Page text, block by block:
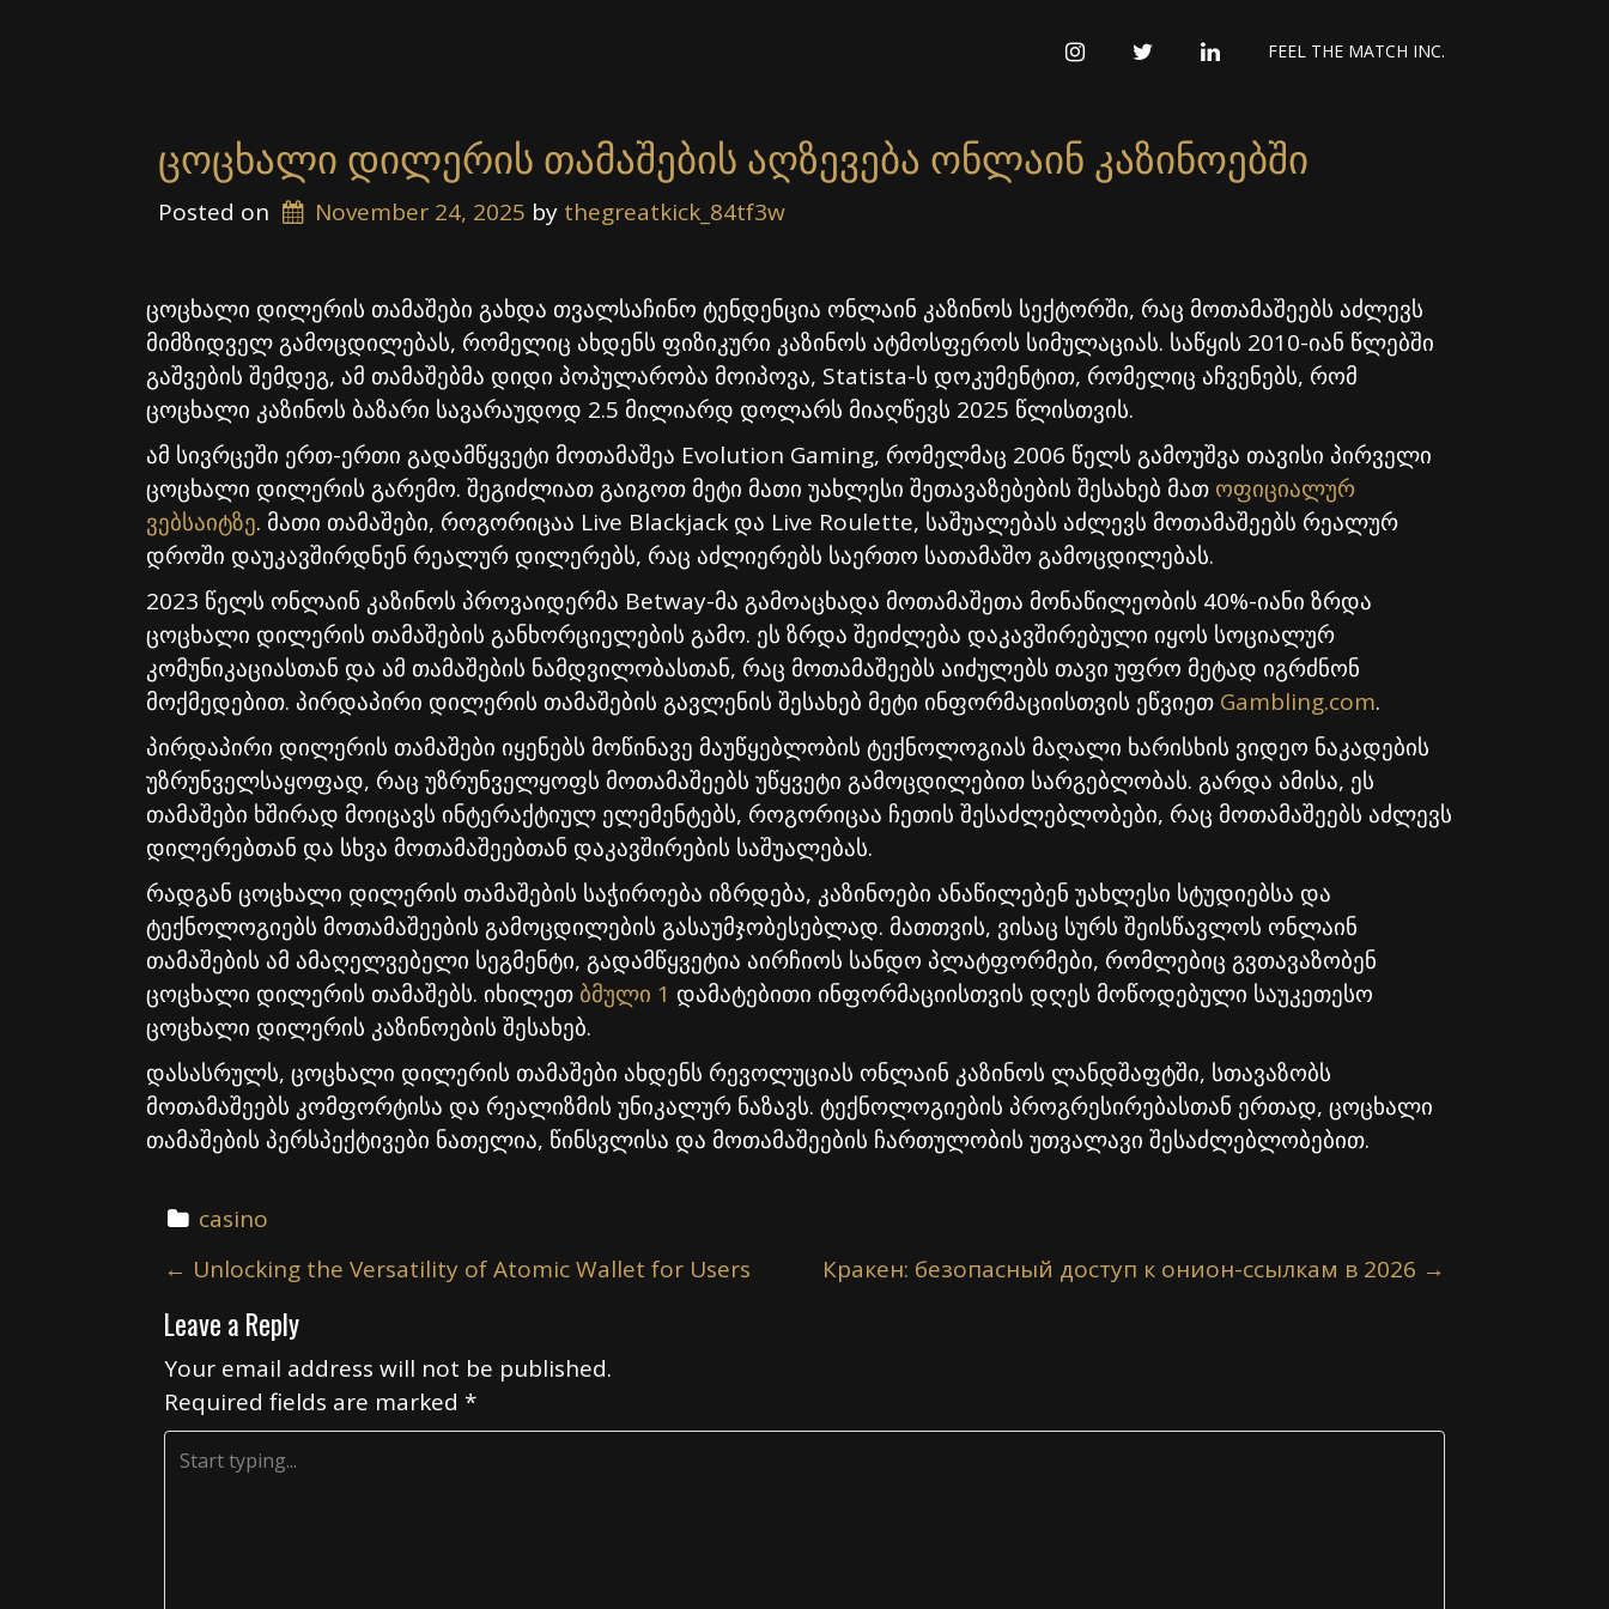
INSTAGRAMTWITTERLINKEDINFEEL THE MATCH INC.
ცოცხალი დილერის თამაშების აღზევება ონლაინ კაზინოებში
Posted on November 24, 2025 by thegreatkick_84tf3w
ცოცხალი დილერის თამაშები გახდა თვალსაჩინო ტენდენცია ონლაინ კაზინოს სექტორში, რაც მოთამაშეებს აძლევს
მიმზიდველ გამოცდილებას, რომელიც ახდენს ფიზიკური კაზინოს ატმოსფეროს სიმულაციას. საწყის 2010-იან წლებში
გაშვების შემდეგ, ამ თამაშებმა დიდი პოპულარობა მოიპოვა, Statista-ს დოკუმენტით, რომელიც აჩვენებს, რომ
ცოცხალი კაზინოს ბაზარი სავარაუდოდ 2.5 მილიარდ დოლარს მიაღწევს 2025 წლისთვის.
ამ სივრცეში ერთ-ერთი გადამწყვეტი მოთამაშეა Evolution Gaming, რომელმაც 2006 წელს გამოუშვა თავისი პირველი
ცოცხალი დილერის გარემო. შეგიძლიათ გაიგოთ მეტი მათი უახლესი შეთავაზებების შესახებ მათ ოფიციალურ
ვებსაიტზე. მათი თამაშები, როგორიცაა Live Blackjack და Live Roulette, საშუალებას აძლევს მოთამაშეებს რეალურ
დროში დაუკავშირდნენ რეალურ დილერებს, რაც აძლიერებს საერთო სათამაშო გამოცდილებას.
2023 წელს ონლაინ კაზინოს პროვაიდერმა Betway-მა გამოაცხადა მოთამაშეთა მონაწილეობის 40%-იანი ზრდა
ცოცხალი დილერის თამაშების განხორციელების გამო. ეს ზრდა შეიძლება დაკავშირებული იყოს სოციალურ
კომუნიკაციასთან და ამ თამაშების ნამდვილობასთან, რაც მოთამაშეებს აიძულებს თავი უფრო მეტად იგრძნონ
მოქმედებით. პირდაპირი დილერის თამაშების გავლენის შესახებ მეტი ინფორმაციისთვის ეწვიეთ Gambling.com.
პირდაპირი დილერის თამაშები იყენებს მოწინავე მაუწყებლობის ტექნოლოგიას მაღალი ხარისხის ვიდეო ნაკადების
უზრუნველსაყოფად, რაც უზრუნველყოფს მოთამაშეებს უწყვეტი გამოცდილებით სარგებლობას. გარდა ამისა, ეს
თამაშები ხშირად მოიცავს ინტერაქტიულ ელემენტებს, როგორიცაა ჩეთის შესაძლებლობები, რაც მოთამაშეებს აძლევს
დილერებთან და სხვა მოთამაშეებთან დაკავშირების საშუალებას.
რადგან ცოცხალი დილერის თამაშების საჭიროება იზრდება, კაზინოები ანაწილებენ უახლესი სტუდიებსა და
ტექნოლოგიებს მოთამაშეების გამოცდილების გასაუმჯობესებლად. მათთვის, ვისაც სურს შეისწავლოს ონლაინ
თამაშების ამ ამაღელვებელი სეგმენტი, გადამწყვეტია აირჩიოს სანდო პლატფორმები, რომლებიც გვთავაზობენ
ცოცხალი დილერის თამაშებს. იხილეთ ბმული 1 დამატებითი ინფორმაციისთვის დღეს მოწოდებული საუკეთესო
ცოცხალი დილერის კაზინოების შესახებ.
დასასრულს, ცოცხალი დილერის თამაშები ახდენს რევოლუციას ონლაინ კაზინოს ლანდშაფტში, სთავაზობს
მოთამაშეებს კომფორტისა და რეალიზმის უნიკალურ ნაზავს. ტექნოლოგიების პროგრესირებასთან ერთად, ცოცხალი
თამაშების პერსპექტივები ნათელია, წინსვლისა და მოთამაშეების ჩართულობის უთვალავი შესაძლებლობებით.
casino
P
o
s
t
n
a
← Unlocking the Versatility of Atomic Wallet for Users Кракен: безопасный доступ к онион-ссылкам в 2026 →
Leave a Reply
Your email address will not be published.
Required fields are marked *